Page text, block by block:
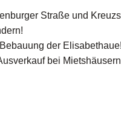
Straße und
der Elisabethaue!
bei